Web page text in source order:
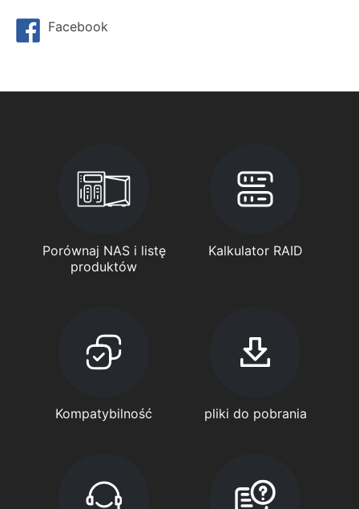
Facebook
Porównaj NAS i listę
produktów
Kalkulator RAID
Kompatybilność pliki do pobrania